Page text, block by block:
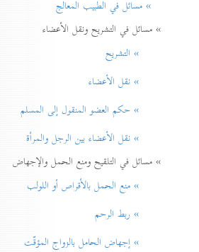
» مسائل في الطبيب المعالج
» مسائل في التشريح ونقل الأعضاء
» التشريح
» نقل الأعضاء
» حكم العضو المنقول إلی المسلم
» نقل الأعضاء بين الرجل والمرأة
» مسائل في التلقيح ومنع الحمل والإجهاض
» منع الحمل بالأقراص أو اللولب
» ربط الرحم
» إجهاض الحامل بالزواج المؤقّت